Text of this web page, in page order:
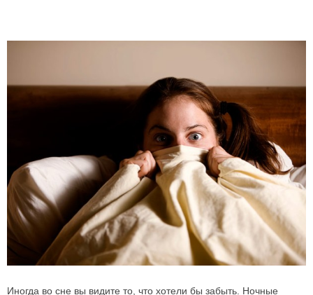
Иногда во сне вы видите то, что хотели бы забыть. Ночные